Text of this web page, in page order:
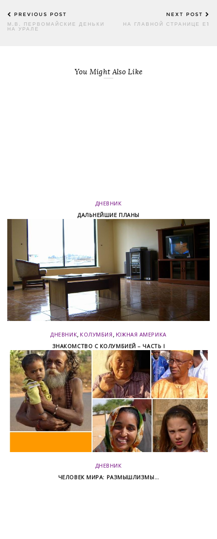
Post
navigation
PREVIOUS POST
М.В. ПЕРВОМАЙСКИЕ ДЕНЬКИ
НА УРАЛЕ
NEXT POST
НА ГЛАВНОЙ СТРАНИЦЕ Е1
You Might Also Like
ДНЕВНИК
ДАЛЬНЕЙШИЕ ПЛАНЫ
ДНЕВНИК, КОЛУМБИЯ , ЮЖНАЯ АМЕРИКА
ЗНАКОМСТВО С КОЛУМБИЕЙ – ЧАСТЬ I
ДНЕВНИК
ЧЕЛОВЕК МИРА: РАЗМЫШЛИЗМЫ…